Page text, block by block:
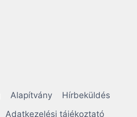
Alapítvány
Hírbeküldés
Adatkezelési tájékoztató